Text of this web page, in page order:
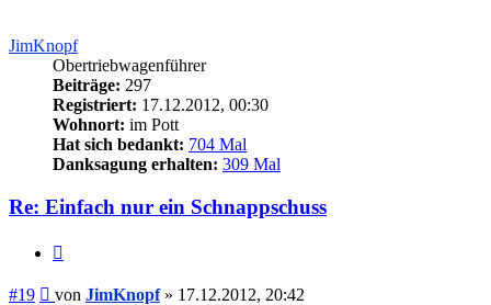
JimKnopf
Obertriebwagenführer
Beiträge: 297
Registriert: 17.12.2012, 00:30
Wohnort: im Pott
Hat sich bedankt: 704 Mal
Danksagung erhalten: 309 Mal
Re: Einfach nur ein Schnappschuss
#19 Beitrag
von JimKnopf» 17.12.2012, 20:42